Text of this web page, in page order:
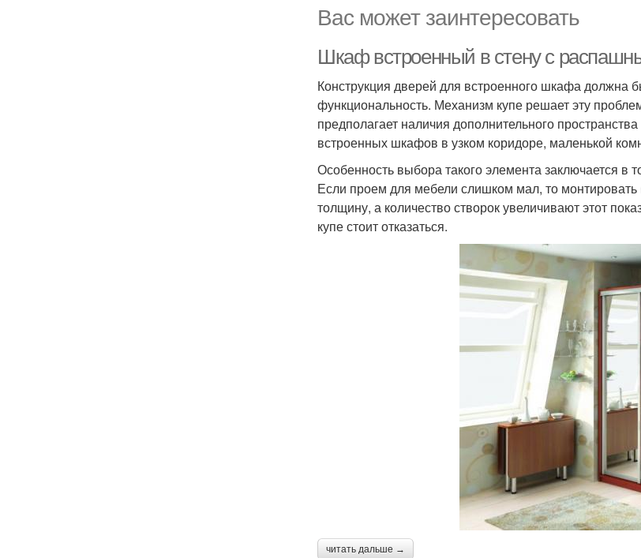
Вас может заинтересовать
Шкаф встроенный в стену с
Конструкция дверей для встроенного шкафа должна
функциональность. Механизм купе решает эту
предполагает наличия дополнительного
встроенных шкафов в узком коридоре, маленькой
Особенность выбора такого элемента заключается в
Если проем для мебели слишком мал, то
толщину, а количество створок увеличивают этот
купе стоит отказаться.
читать дальше →